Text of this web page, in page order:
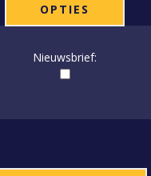
OPTIES
Nieuwsbrief: